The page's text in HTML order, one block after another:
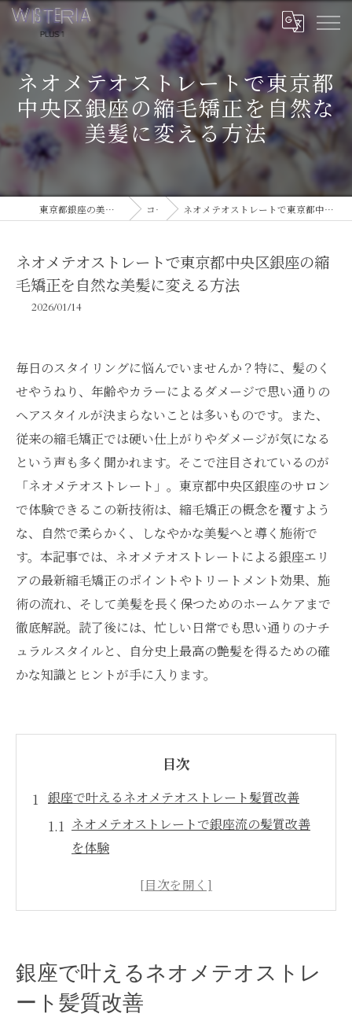
ネオメテオストレートで東京都
中央区銀座の縮毛矯正を自然な
美髪に変える方法
東京都銀座の美容室ならWISTERIA PLUS 1 コラム ネオメテオストレートで東京都中央区銀座の縮毛矯正を自然な美髪に変える方法
ネオメテオストレートで東京都中央区銀座の縮
毛矯正を自然な美髪に変える方法
2026/01/14
毎日のスタイリングに悩んでいませんか？特に、髪のく
せやうねり、年齢やカラーによるダメージで思い通りの
ヘアスタイルが決まらないことは多いものです。また、
従来の縮毛矯正では硬い仕上がりやダメージが気になる
という声も多く聞かれます。そこで注目されているのが
「ネオメテオストレート」。東京都中央区銀座のサロン
で体験できるこの新技術は、縮毛矯正の概念を覆すよう
な、自然で柔らかく、しなやかな美髪へと導く施術で
す。本記事では、ネオメテオストレートによる銀座エリ
アの最新縮毛矯正のポイントやトリートメント効果、施
術の流れ、そして美髪を長く保つためのホームケアまで
徹底解説。読了後には、忙しい日常でも思い通りのナチ
ュラルスタイルと、自分史上最高の艶髪を得るための確
かな知識とヒントが手に入ります。
目次
銀座で叶えるネオメテオストレート髪質改善
ネオメテオストレートで銀座流の髪質改善
を体験
ネオメテオストレートの口コミから見る効
果
銀座で叶えるネオメテオストレ
ート髪質改善